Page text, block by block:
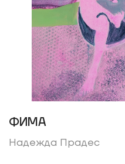
ФИМА
Надежда Прадес